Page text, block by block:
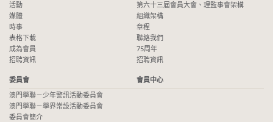
活動
媒體
時事
表格下載
成為會員
招聘資訊
第六十三屆會員大會、理監事會架構
組織架構
章程
聯絡我們
75周年
招聘資訊
委員會
澳門學聯－少年警訊活動委員會
澳門學聯－學界常設活動委員會
委員會簡介
會員中心